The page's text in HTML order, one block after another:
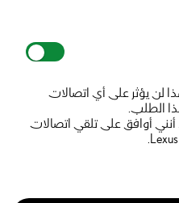
لن يؤثر على أي اتصالات
الطلب.
أوافق على تلقي اتصالات